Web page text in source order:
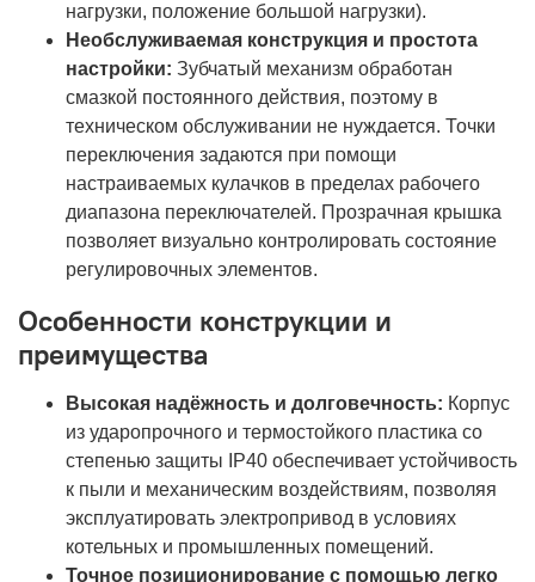
нагрузки, положение большой нагрузки).
Необслуживаемая конструкция и простота
настройки: Зубчатый механизм обработан
смазкой постоянного действия, поэтому в
техническом обслуживании не нуждается. Точки
переключения задаются при помощи
настраиваемых кулачков в пределах рабочего
диапазона переключателей. Прозрачная крышка
позволяет визуально контролировать состояние
регулировочных элементов.
Особенности конструкции и
преимущества
Высокая надёжность и долговечность: Корпус
из ударопрочного и термостойкого пластика со
степенью защиты IP40 обеспечивает устойчивость
к пыли и механическим воздействиям, позволяя
эксплуатировать электропривод в условиях
котельных и промышленных помещений.
Точное позиционирование с помощью легко